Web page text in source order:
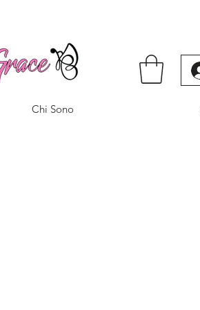
Chi Sono